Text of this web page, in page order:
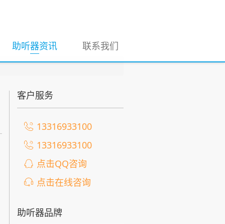
助听器资讯(current)联系我们
客户服务
13316933100
13316933100
点击QQ咨询
点击在线咨询
助听器品牌